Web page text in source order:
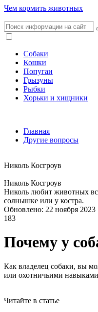
Чем кормить животных
Собаки
Кошки
Попугаи
Грызуны
Рыбки
Хорьки и хищники
Главная
Другие вопросы
Николь Косгроув
Николь Косгроув
Николь любит животных
солнышке или у костра.
Обновлено: 22 ноября 2023
183
Почему у
Как владелец собаки, вы
или охотничьими
Читайте в статье